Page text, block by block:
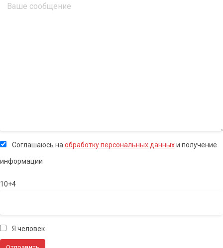
Соглашаюсь на обработку персональных данныхи получение
информации
10+4
Я человек